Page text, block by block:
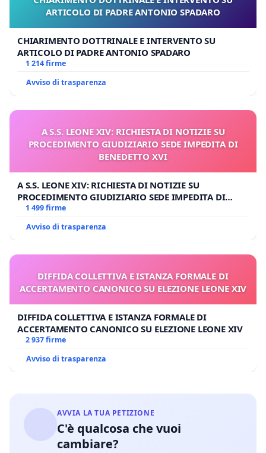
ARTICOLO DI PADRE ANTONIO SPADARO
CHIARIMENTO DOTTRINALE E INTERVENTO SU
ARTICOLO DI PADRE ANTONIO SPADARO
1 214 firme
Avviso di trasparenza
A S.S. LEONE XIV: RICHIESTA DI NOTIZIE SU
PROCEDIMENTO GIUDIZIARIO SEDE IMPEDITA DI
BENEDETTO XVI
A S.S. LEONE XIV: RICHIESTA DI NOTIZIE SU
PROCEDIMENTO GIUDIZIARIO SEDE IMPEDITA DI
BENEDETTO XVI
1 499 firme
Avviso di trasparenza
DIFFIDA COLLETTIVA E ISTANZA FORMALE DI
ACCERTAMENTO CANONICO SU ELEZIONE LEONE XIV
DIFFIDA COLLETTIVA E ISTANZA FORMALE DI
ACCERTAMENTO CANONICO SU ELEZIONE LEONE XIV
2 937 firme
Avviso di trasparenza
AVVIA LA TUA PETIZIONE
C'è qualcosa che vuoi
cambiare?